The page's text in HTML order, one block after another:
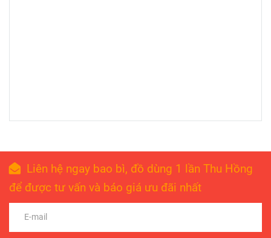
Liên hệ ngay bao bì, đồ dùng 1 lần Thu Hồng
để được tư vấn và báo giá ưu đãi nhất